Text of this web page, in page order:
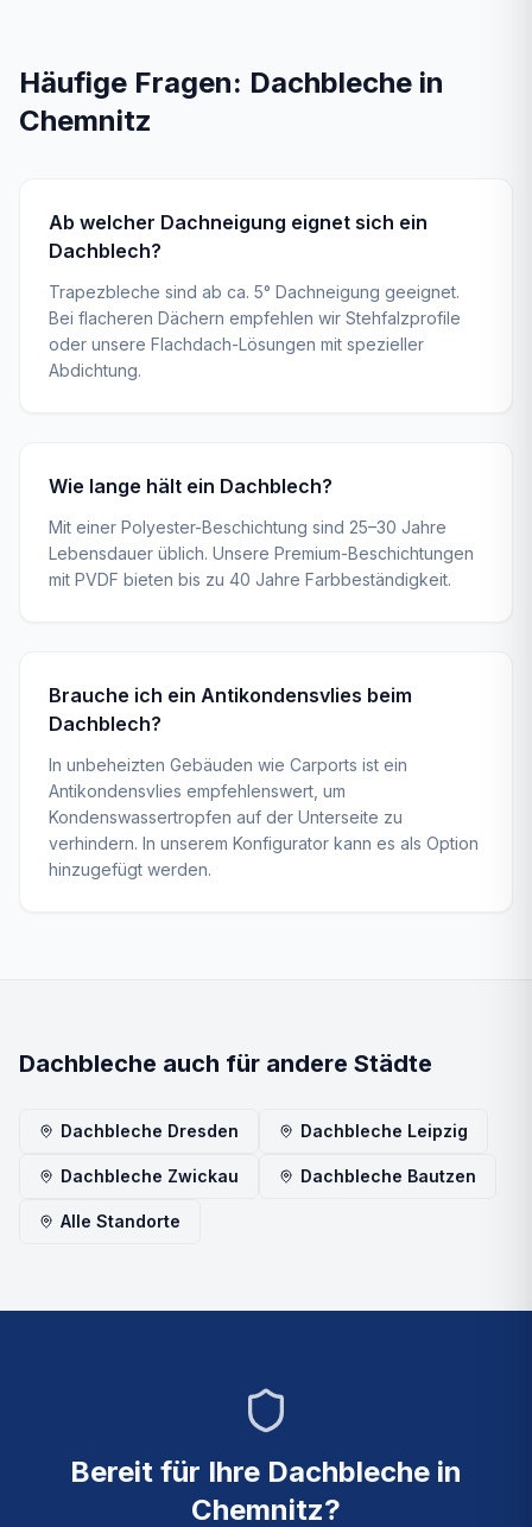
Häufige Fragen: Dachbleche in
Chemnitz
Ab welcher Dachneigung eignet sich ein
Dachblech?
Trapezbleche sind ab ca. 5° Dachneigung geeignet.
Bei flacheren Dächern empfehlen wir Stehfalzprofile
oder unsere Flachdach-Lösungen mit spezieller
Abdichtung.
Wie lange hält ein Dachblech?
Mit einer Polyester-Beschichtung sind 25–30 Jahre
Lebensdauer üblich. Unsere Premium-Beschichtungen
mit PVDF bieten bis zu 40 Jahre Farbbeständigkeit.
Brauche ich ein Antikondensvlies beim
Dachblech?
In unbeheizten Gebäuden wie Carports ist ein
Antikondensvlies empfehlenswert, um
Kondenswassertropfen auf der Unterseite zu
verhindern. In unserem Konfigurator kann es als Option
hinzugefügt werden.
Dachbleche auch für andere Städte
Dachbleche Dresden Dachbleche Leipzig
Dachbleche Zwickau Dachbleche Bautzen
Alle Standorte
Bereit für Ihre Dachbleche in
Chemnitz?